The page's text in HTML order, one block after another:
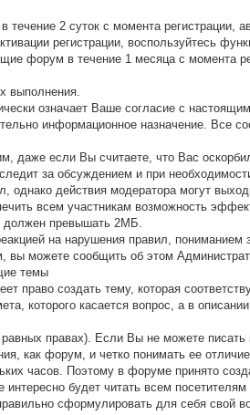
течение 2 суток с момента
регистрации, воспользуйтесь
форум в течение 1 месяца с момента
выполнения.
означает Ваше согласие с
информационное назначение. Все
даже если Вы считаете, что Вас
за обсуждением и при
действия модератора могут
всем участникам возможность
должен превышать 2МБ.
на нарушения правил,
можете сообщить об этом
темы
право создать тему, которая
которого касается вопрос, а в
правах). Если Вы не можете писать
как форум, и четко понимать ее
часов. Поэтому в форуме принято
будет читать всем
сформулировать для себя свой